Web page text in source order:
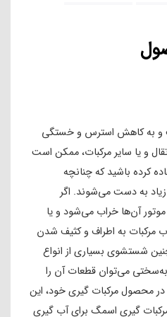
و به کاهش استرس و خستگی
و یا سایر مرکبات، ممکن است
کرده باشید که چنانچه
زیاد به دست می‌شوند. اگر
آن‌ها خراب می‌شود و یا
مرکبات به اطراف و کثیف شدن
شستشوی بسیاری از انواع
می‌توان قطعات آن را
محصول مرکبات گیری خود، این
گیری اسمگ برای آب‌ گیری